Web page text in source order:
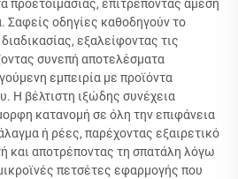
προετοιμασίας, επιτρέποντας άμεση
Σαφείς οδηγίες καθοδηγούν το
εξαλείφοντας τις
συνεπή αποτελέσματα
εμπειρία με προϊόντα
Η βέλτιστη ιξώδης συνέχεια
κατανομή σε όλη την επιφάνεια
ή ρέες, παρέχοντας εξαιρετικό
και αποτρέποντας τη σπατάλη λόγω
πετσέτες εφαρμογής που